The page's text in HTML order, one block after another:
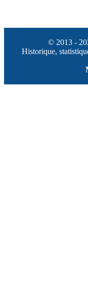
© 2013 -
Historique,